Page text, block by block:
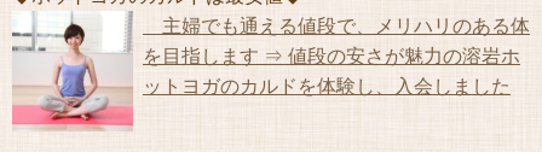
主婦でも通える値段で、メリハリのある体
を目指します ⇒ 値段の安さが魅力の溶岩ホ
ットヨガのカルドを体験し、入会しました